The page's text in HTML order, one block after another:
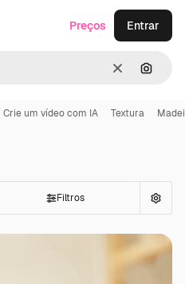
Limpar
Preços Entrar
Crie um vídeo com IA Textura
Filtros